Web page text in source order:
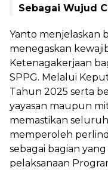
Sebagai Wujud
‎Yanto menjelaskan
menegaskan
Ketenagakerjaan
SPPG. Melalui
Tahun 2025 serta
yayasan maupun
memastikan
memperoleh
sebagai bagian
pelaksanaan